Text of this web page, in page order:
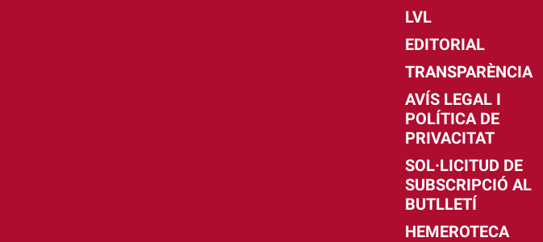
LVL
EDITORIAL
TRANSPARÈNCIA
AVÍS LEGAL I
POLÍTICA DE
PRIVACITAT
SOL·LICITUD DE
SUBSCRIPCIÓ AL
BUTLLETÍ
HEMEROTECA